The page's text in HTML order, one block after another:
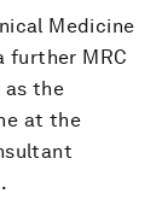
Medicine
further MRC
as the
at the